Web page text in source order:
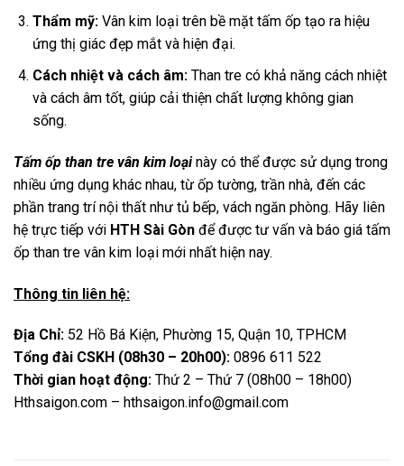
Thẩm mỹ:Vân kim loại trên bề mặt tấm ốp tạo ra hiệu
ứng thị giác đẹp mắt và hiện đại.
Cách nhiệt và cách âm:Than tre có khả năng cách nhiệt
và cách âm tốt, giúp cải thiện chất lượng không gian
sống.
Tấm ốp than tre vân kim loạinày có thể được sử dụng trong
nhiều ứng dụng khác nhau, từ ốp tường, trần nhà, đến các
phần trang trí nội thất như tủ bếp, vách ngăn phòng. Hãy liên
hệ trực tiếp với HTH Sài Gòn để được tư vấn và báo giá tấm
ốp than tre vân kim loại mới nhất hiện nay.
Thông tin liên hệ:
Địa Chỉ: 52 Hồ Bá Kiện, Phường 15, Quận 10, TPHCM
Tổng đài CSKH (08h30 – 20h00): 0896 611 522
Thời gian hoạt động: Thứ 2 – Thứ 7 (08h00 – 18h00)
Hthsaigon.com – hthsaigon.info@gmail.com